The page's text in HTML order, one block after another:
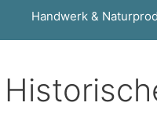
Handwerk &